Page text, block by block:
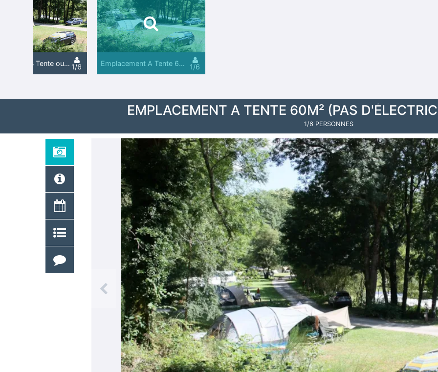
Emplacement B Tente ou Caravane 90 m² (éléctricité non inclus) 1/6 Emplacement A Tente 60m² (pas d'électricité possible) 1/6
EMPLACEMENT A TENTE 60M² (PAS
1/6 PERSONNES
Previous